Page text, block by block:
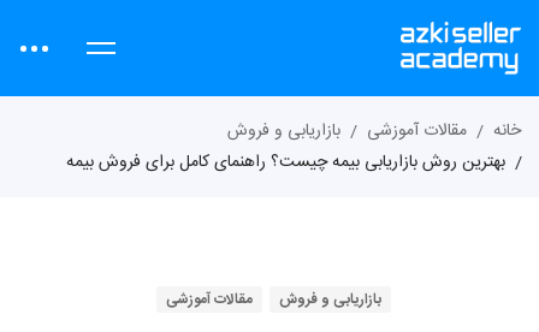
خانه مقالات آموزشی
بازاریابی و فروش
بهترین روش بازاریابی بیمه چیست؟ راهنمای کامل برای فروش بیمه
بازاریابی و فروش مقالات آموزشی